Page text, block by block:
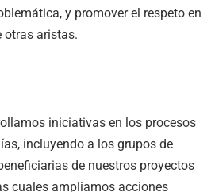
y promover el respeto en
otras aristas.
iniciativas en los procesos
incluyendo a los grupos de
de nuestros proyectos
cuales ampliamos acciones